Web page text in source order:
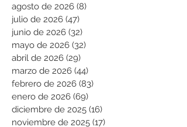
agosto de 2026 (8)
julio de 2026 (47)
junio de 2026 (32)
mayo de 2026 (32)
abril de 2026 (29)
marzo de 2026 (44)
febrero de 2026 (83)
enero de 2026 (69)
diciembre de 2025 (16)
noviembre de 2025 (17)